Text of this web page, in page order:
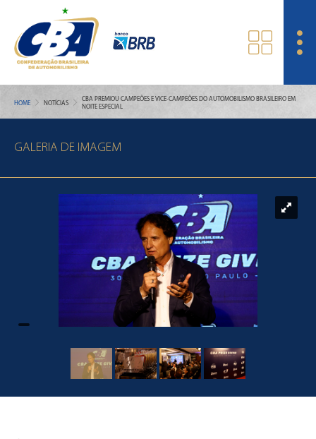
HOME NOTÍCIAS
CBA PREMIOU CAMPEÕES E VICE-CAMPEÕES DO AUTOMOBILISMO BRASILEIRO EM
NOITE ESPECIAL
GALERIA DE IMAGEM